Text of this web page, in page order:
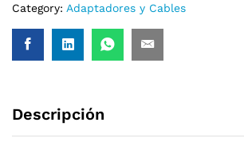
Category: Adaptadores y Cables
Descripción